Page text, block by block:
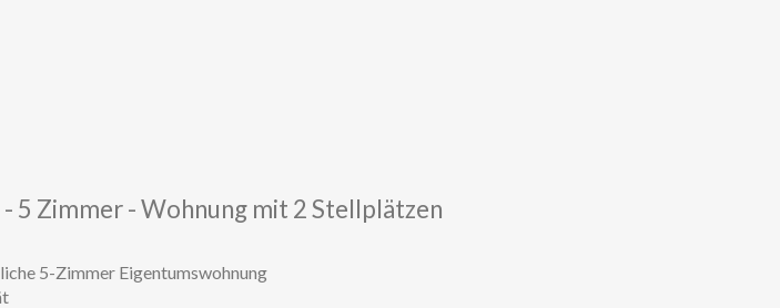
5 Zimmer - Wohnung mit 2 Stellplätzen
5-Zimmer Eigentumswohnung